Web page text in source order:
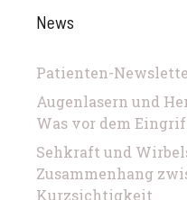
News
Patienten-
Augenlasern und
Was vor dem
Sehkraft und
Zusammenhang
Kurzsichtigkeit